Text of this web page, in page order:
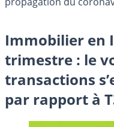
Immobilier en
trimestre : le
transactions
par rapport à